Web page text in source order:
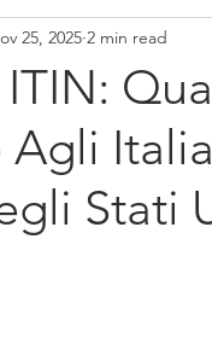
Visto Stedente
sanità USA
Green Card
Agli
Stati
25, 2025 2 min read